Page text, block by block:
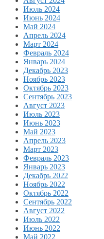
Июль 2024
Июнь 2024
Май 2024
Апрель 2024
Март 2024
Февраль 2024
Январь 2024
Декабрь 2023
Ноябрь 2023
Октябрь 2023
Сентябрь 2023
Август 2023
Июль 2023
Июнь 2023
Май 2023
Апрель 2023
Март 2023
Февраль 2023
Январь 2023
Декабрь 2022
Ноябрь 2022
Октябрь 2022
Сентябрь 2022
Август 2022
Июль 2022
Июнь 2022
Май 2022